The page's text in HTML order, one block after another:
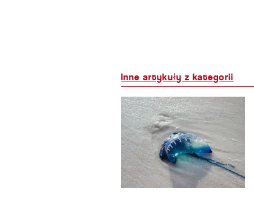
Inne artykuły z kategorii